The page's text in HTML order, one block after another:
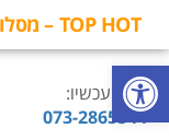
פתח סרגל נגישות
TOP HOT – מסלולי הכשרה המבוקשים של נאיה קולג’
חייגו עכשיו:
073-2865544